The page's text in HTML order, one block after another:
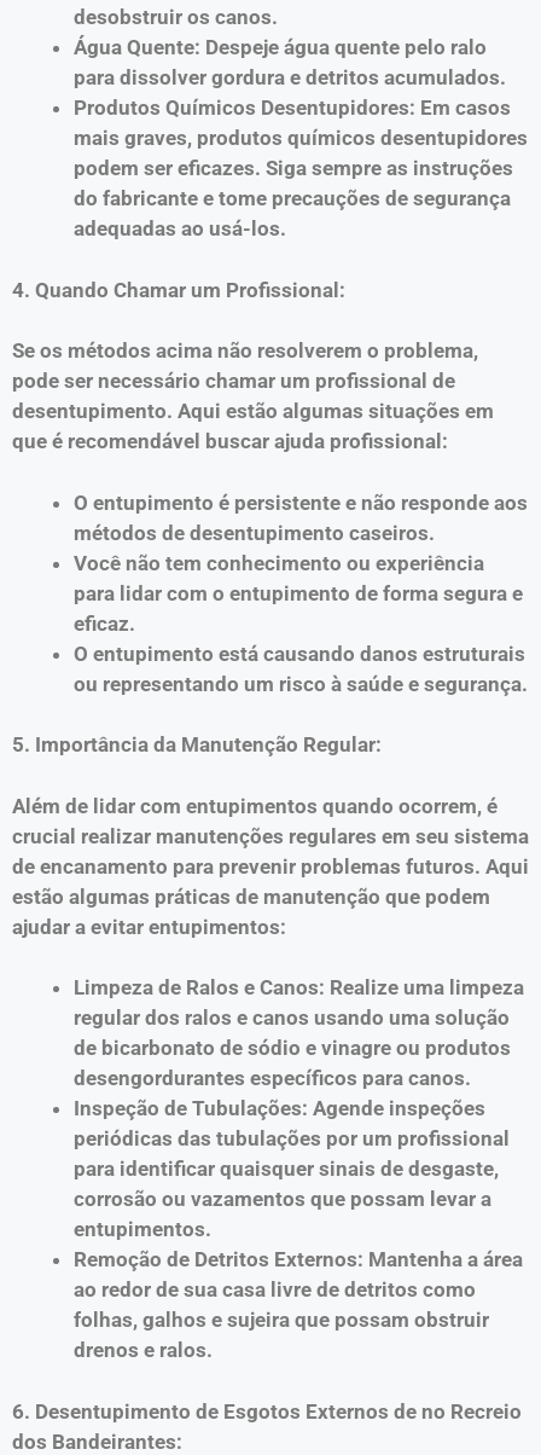
desobstruir os canos.
Água Quente: Despeje água quente pelo ralo
para dissolver gordura e detritos acumulados.
Produtos Químicos Desentupidores: Em casos
mais graves, produtos químicos desentupidores
podem ser eficazes. Siga sempre as instruções
do fabricante e tome precauções de segurança
adequadas ao usá-los.
4. Quando Chamar um Profissional:
Se os métodos acima não resolverem o problema,
pode ser necessário chamar um profissional de
desentupimento. Aqui estão algumas situações em
que é recomendável buscar ajuda profissional:
O entupimento é persistente e não responde aos
métodos de desentupimento caseiros.
Você não tem conhecimento ou experiência
para lidar com o entupimento de forma segura e
eficaz.
O entupimento está causando danos estruturais
ou representando um risco à saúde e segurança.
5. Importância da Manutenção Regular:
Além de lidar com entupimentos quando ocorrem, é
crucial realizar manutenções regulares em seu sistema
de encanamento para prevenir problemas futuros. Aqui
estão algumas práticas de manutenção que podem
ajudar a evitar entupimentos:
Limpeza de Ralos e Canos: Realize uma limpeza
regular dos ralos e canos usando uma solução
de bicarbonato de sódio e vinagre ou produtos
desengordurantes específicos para canos.
Inspeção de Tubulações: Agende inspeções
periódicas das tubulações por um profissional
para identificar quaisquer sinais de desgaste,
corrosão ou vazamentos que possam levar a
entupimentos.
Remoção de Detritos Externos: Mantenha a área
ao redor de sua casa livre de detritos como
folhas, galhos e sujeira que possam obstruir
drenos e ralos.
6. Desentupimento de Esgotos Externos de no Recreio
dos Bandeirantes: